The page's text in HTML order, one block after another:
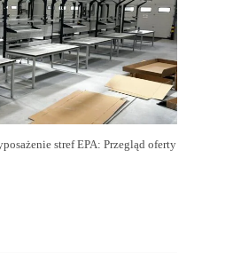
stref EPA: Przegląd oferty